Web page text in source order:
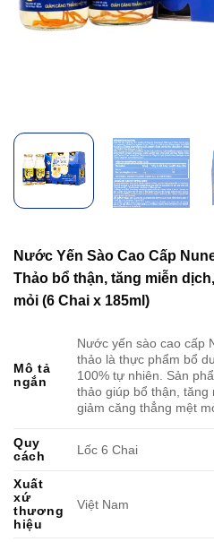
Nước Yến Sào Cao Cấp
Thảo bổ thận, tăng miễn
mỏi (6 Chai x 185ml)
Mô tả
ngắn
Nước yến sào cao cấp
thảo là thực phẩm bổ
100% tự nhiên. Sản
thảo giúp bổ thận, tăng
giảm căng thẳng mệt
Quy
cách
Lốc 6 Chai
Xuất
xứ
thương
hiệu
Việt Nam